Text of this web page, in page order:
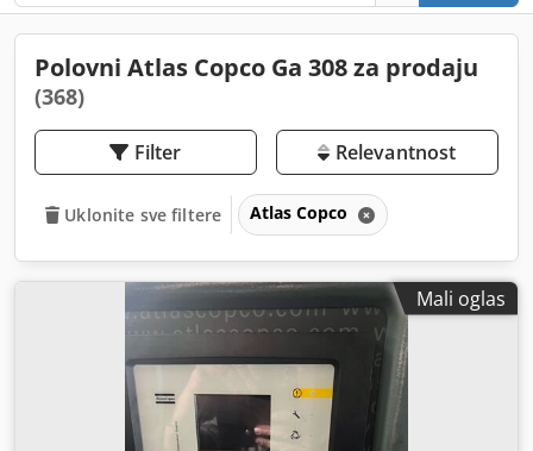
Polovni Atlas Copco Ga 308 za prodaju
(368)
Filter Relevantnost
Uklonite sve filtere Atlas Copco
Mali oglas